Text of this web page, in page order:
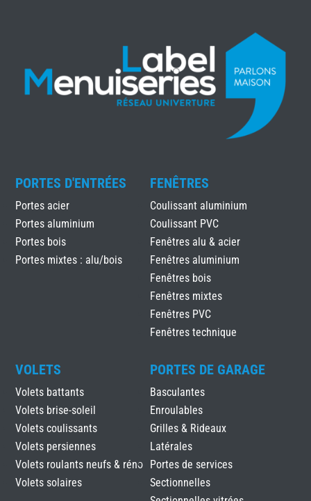
PORTES D'ENTRÉES
Portes acier
Portes aluminium
Portes bois
Portes mixtes : alu/bois
FENÊTRES
Coulissant aluminium
Coulissant PVC
Fenêtres alu & acier
Fenêtres aluminium
Fenêtres bois
Fenêtres mixtes
Fenêtres PVC
Fenêtres technique
VOLETS
Volets battants
Volets brise-soleil
Volets coulissants
Volets persiennes
Volets roulants neufs & réno
Volets solaires
PORTES DE GARAGE
Basculantes
Enroulables
Grilles & Rideaux
Latérales
Portes de services
Sectionnelles